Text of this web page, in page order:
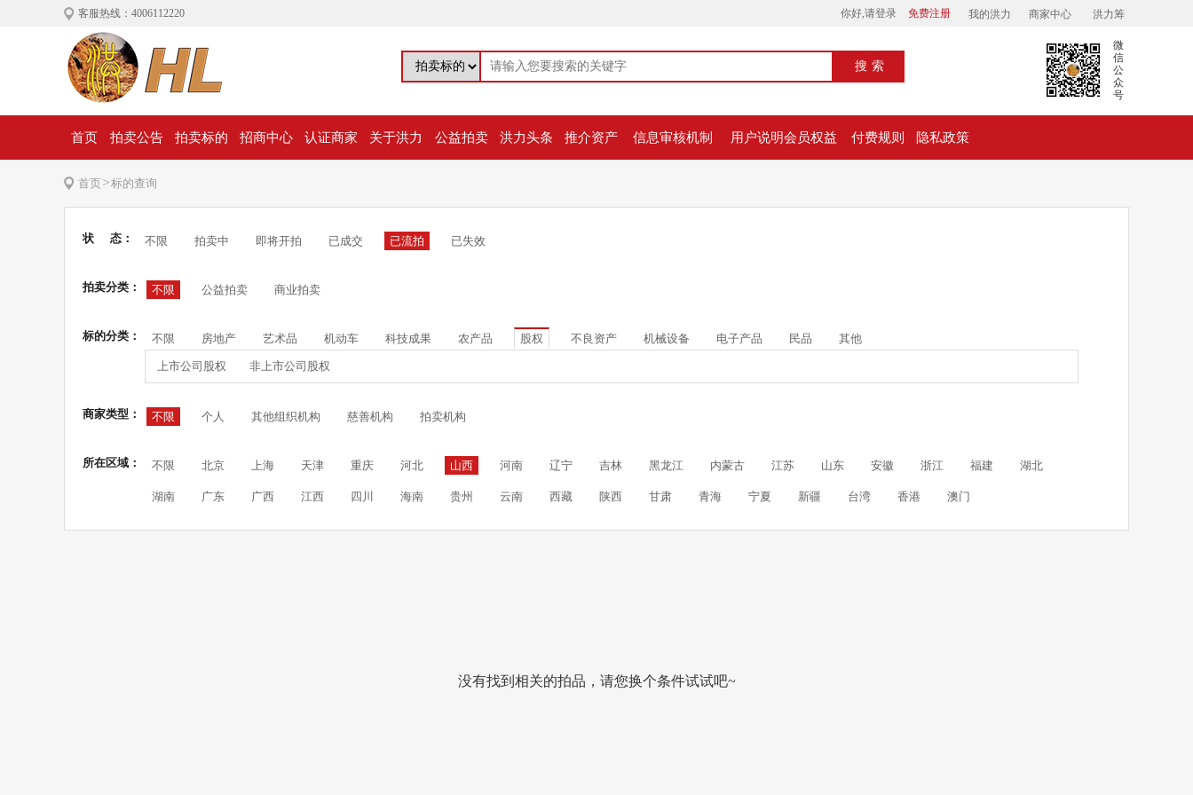
客服热线：4006112220 你好,请登录 免费注册 我的洪力 商家中心 洪力筹
搜索
微
信
公
众
号
首页 拍卖公告 拍卖标的 招商中心 认证商家 关于洪力 公益拍卖 洪力头条 推介资产 信息审核机制 用户说明会员权益 付费规则 隐私政策
首页>标的查询
状 态： 不限 拍卖中 即将开拍 已成交 已流拍 已失效
拍卖分类： 不限 公益拍卖 商业拍卖
标的分类： 不限 房地产 艺术品 机动车 科技成果 农产品 股权 不良资产 机械设备 电子产品 民品 其他
上市公司股权 非上市公司股权
商家类型： 不限 个人 其他组织机构 慈善机构 拍卖机构
所在区域： 不限 北京 上海 天津 重庆 河北 山西 河南 辽宁 吉林 黑龙江 内蒙古 江苏 山东 安徽 浙江 福建 湖北
湖南 广东 广西 江西 四川 海南 贵州 云南 西藏 陕西 甘肃 青海 宁夏 新疆 台湾 香港 澳门
没有找到相关的拍品，请您换个条件试试吧~